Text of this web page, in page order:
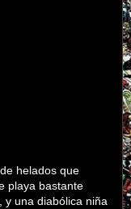
helados que
playa bastante
y una diabólica niña